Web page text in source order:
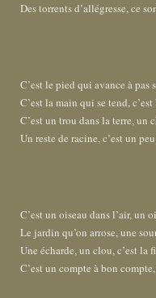
Des torrents d’allégresse, ce
C’est le pied qui avance à pas
C’est la main qui se tend,
C’est un trou dans la terre, un
Un reste de racine, c’est un
C’est un oiseau dans l’air, un
Le jardin qu’on arrose, une
Une écharde, un clou, c’est la
C’est un compte à bon